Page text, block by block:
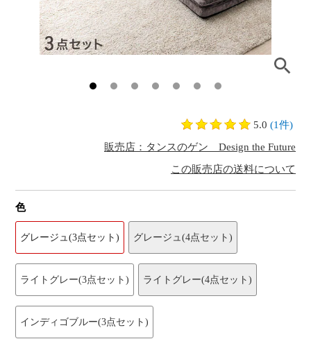
5.0 (1件)
販売店：タンスのゲン Design the Future
この販売店の送料について
色
グレージュ(3点セット) グレージュ(4点セット)
ライトグレー(3点セット) ライトグレー(4点セット)
インディゴブルー(3点セット)